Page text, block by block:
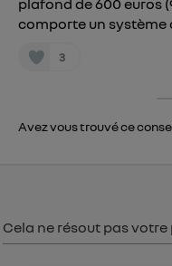
plafond de 600 euros
comporte un système
3
Avez vous trouvé ce
Cela ne résout pas votre
Vous pouvez
consentement surle
") ou via la page «